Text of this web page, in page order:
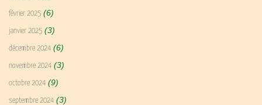
février 2025 (6)
janvier 2025 (3)
décembre 2024 (6)
novembre 2024 (3)
octobre 2024 (9)
septembre 2024 (3)